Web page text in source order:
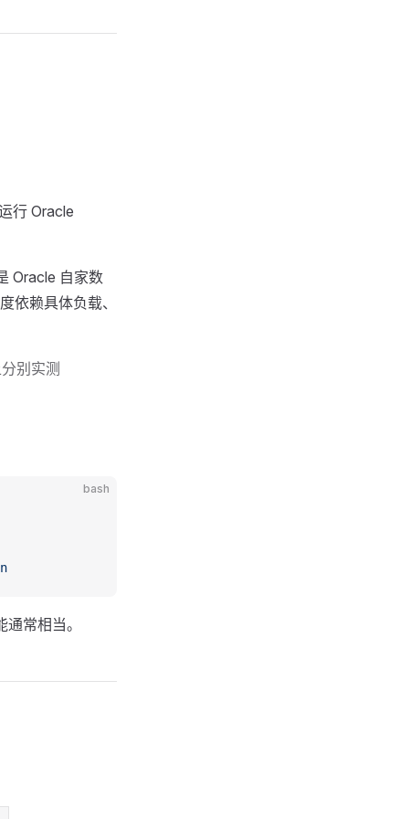
行 Oracle
Oracle 自家数
依赖具体负载、
别实测
bash
常相当。